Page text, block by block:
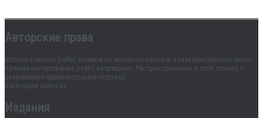
Авторские права
Использование работ возможно исключительно в ознакомительных целях,
прямое копирование работ запрещено. Распространение в сети только с
разрешения администрации портала.
Категория сайта 6+
Издания